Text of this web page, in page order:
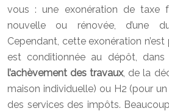
vous : une exonération de taxe
nouvelle ou rénovée, d’une
Cependant, cette exonération
est conditionnée au dépôt, dans
l’achèvement des travaux, de la
maison individuelle) ou H2 (pour
des services des impôts.